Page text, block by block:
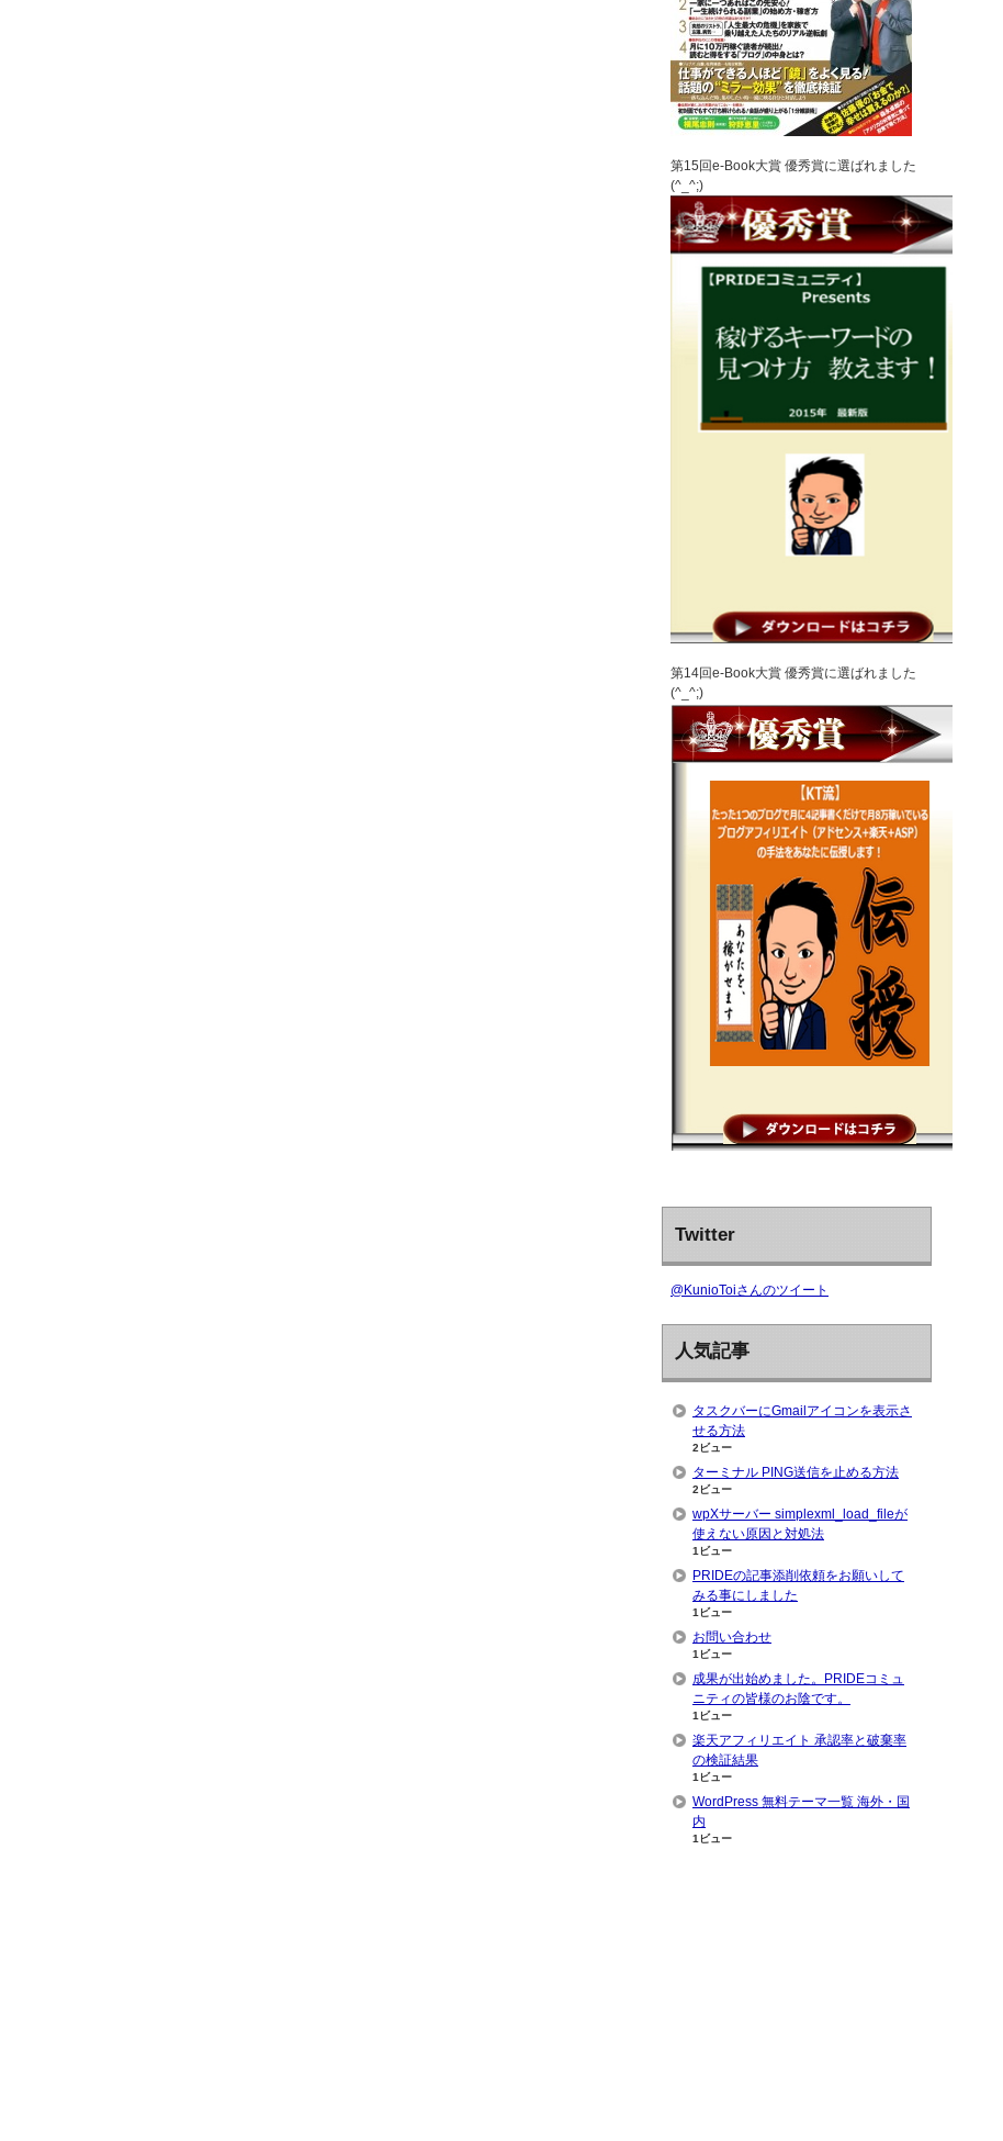
第15回e-Book大賞 優秀賞に選ばれました
(^_^;)
第14回e-Book大賞 優秀賞に選ばれました
(^_^;)
Twitter
@KunioToiさんのツイート
人気記事
タスクバーにGmailアイコンを表示さ
せる方法
2ビュー
ターミナル PING送信を止める方法
2ビュー
wpXサーバー simplexml_load_fileが
使えない原因と対処法
1ビュー
PRIDEの記事添削依頼をお願いして
みる事にしました
1ビュー
お問い合わせ
1ビュー
成果が出始めました。PRIDEコミュ
ニティの皆様のお陰です。
1ビュー
楽天アフィリエイト 承認率と破棄率
の検証結果
1ビュー
WordPress 無料テーマ一覧 海外・国
内
1ビュー